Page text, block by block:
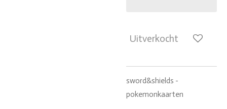
Uitverkocht
sword&shields -
pokemonkaarten